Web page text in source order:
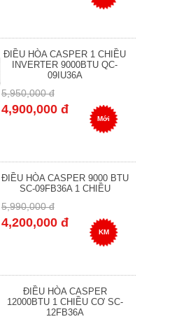
ĐIỀU HÒA CASPER 1 CHIỀU
INVERTER 9000BTU QC-
09IU36A
5,950,000 đ
4,900,000 đ
Mới
ĐIỀU HÒA CASPER 9000 BTU
SC-09FB36A 1 CHIỀU
5,990,000 đ
4,200,000 đ
KM
ĐIỀU HÒA CASPER
12000BTU 1 CHIỀU CƠ SC-
12FB36A